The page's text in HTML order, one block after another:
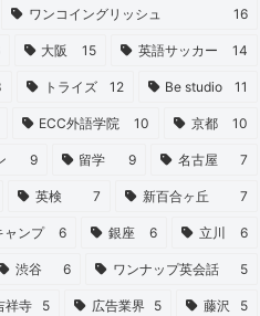
ワンコイングリッシュ 16
大阪 15 英語サッカー 14
トライズ 12 Be studio 11
ECC外語学院 10 京都 10
9 留学 9 名古屋 7
英検 7 新百合ヶ丘 7
ャンプ 6 銀座 6 立川 6
渋谷 6 ワンナップ英会話 5
祥寺 5 広告業界 5 藤沢 5